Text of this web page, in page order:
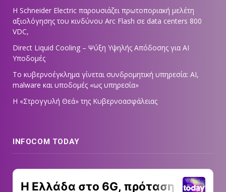
Η Schneider Electric παρουσιάζει πρωτοποριακή μελέτη
αξιολόγησης του κινδύνου Arc Flash σε data centers 800
VDC,
Direct Liquid Cooling – Ψύξη Υψηλής Απόδοσης για AI
Υποδομές
Το κυβερνοέγκλημα γίνεται συνδρομητική υπηρεσία: AI,
malware και υποδομές «ως υπηρεσία»
Η «Στρογγυλή Θεά» της Κυβερνοασφάλειας
INFOCOM TODAY